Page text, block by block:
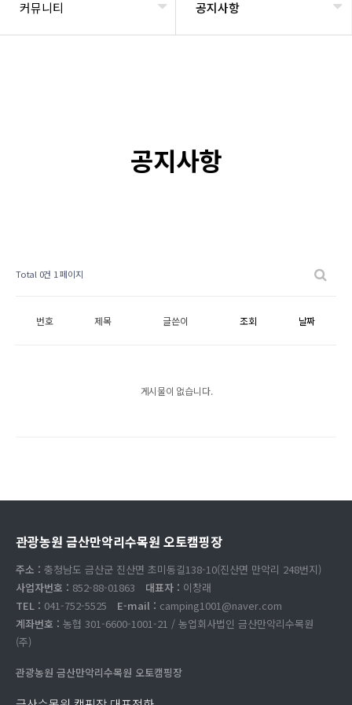
커뮤니티 공지사항
공지사항
Total 0건 1 페이지
번호 제목 글쓴이 조회 날짜
게시물이 없습니다.
관광농원 금산만악리수목원 오토캠핑장
주소 : 충청남도 금산군 진산면 초미동길138-10(진산면 만악리 248번지)
사업자번호 : 852-88-01863 대표자 : 이창래
TEL : 041-752-5525 E-mail : camping1001@naver.com
계좌번호 : 농협 301-6600-1001-21 / 농업회사법인 금산만악리수목원
(주)
관광농원 금산만악리수목원 오토캠핑장